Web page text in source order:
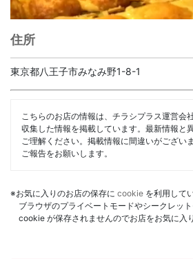
住所
東京都八王子市みなみ野1-8-1
こちらのお店の情報は、チラシプラス運営会
収集した情報を掲載しています。最新情報と
ご理解ください。掲載情報に間違いがござい
ご報告をお願いします。
※お気に入りのお店の保存に cookie を利用して
ブラウザのプライベートモードやシークレッ
cookie が保存されませんのでお店をお気に入